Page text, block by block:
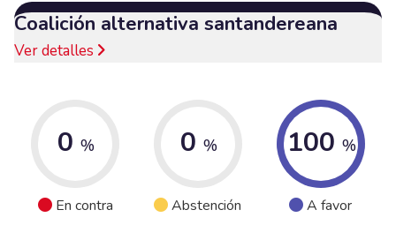
Coalición alternativa santandereana
Ver detalles
0 %
En contra
0 %
Abstención
100 %
A favor